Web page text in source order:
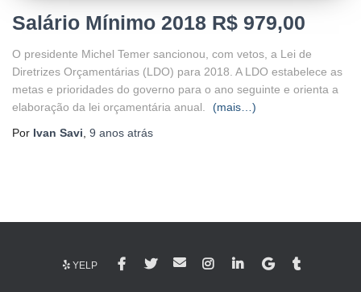
Salário Mínimo 2018 R$ 979,00
O presidente Michel Temer sancionou, com vetos, a Lei de
Diretrizes Orçamentárias (LDO) para 2018. A LDO estabelece as
metas e prioridades do governo para o ano seguinte e orienta a
elaboração da lei orçamentária anual.
(mais…)
Por Ivan Savi 9 anos atrás
YELP